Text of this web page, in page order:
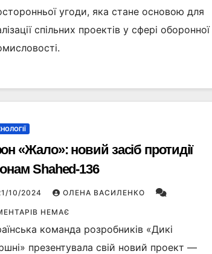
угоди, яка стане основою для
спільних проектів у сфері оборонної
«Жало»: новий засіб протидії
Shahed-136
10/2024 ОЛЕНА ВАСИЛЕНКО
НЕМАЄ
команда розробників «Дикі
презентувала свій новий проект —